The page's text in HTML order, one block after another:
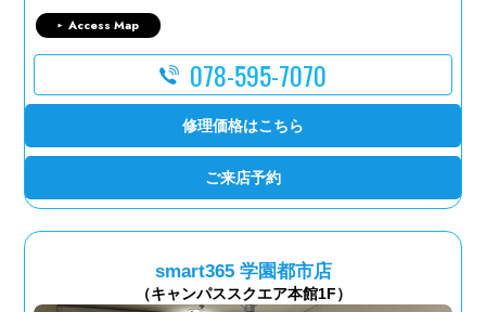
Access Map
078-595-7070
修理価格はこちら
ご来店予約
smart365 学園都市店
（キャンパススクエア本館1F）